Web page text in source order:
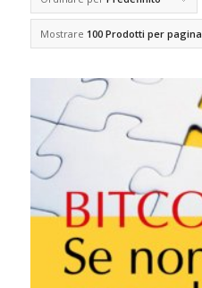
Mostrare 100 Prodotti per pagina